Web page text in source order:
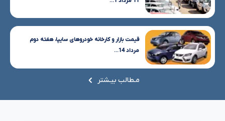
قیمت بازار و کارخانه خودروهای سایپا، هفته دوم
مرداد 14...
مـطالب بیـشتر